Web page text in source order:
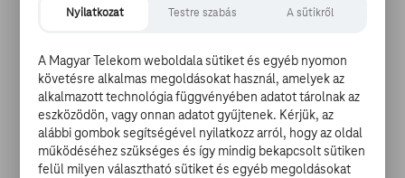
szakembereket.
A szellemi kapacitás és az ambíciók hiányával nem
vádolható kishölgy ehhez 50 milliót kért volna 10%-os
részesedés hiányában. Ám üzleti tervét a cápák nem
érezték kellően kidolgozottnak, ám egy emberként
hidaltak le tőle, így az erkölcsi győzelem nem maradt el.
Nyilatkozat Testre szabás A sütikről
A Magyar Telekom weboldala sütiket és egyéb nyomon
követésre alkalmas megoldásokat használ, amelyek az
alkalmazott technológia függvényében adatot tárolnak az
eszközödön, vagy onnan adatot gyűjtenek. Kérjük, az
alábbi gombok segítségével nyilatkozz arról, hogy az oldal
működéséhez szükséges és így mindig bekapcsolt sütiken
felül milyen választható sütiket és egyéb megoldásokat